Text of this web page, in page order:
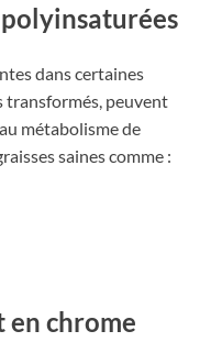
dans certaines
transformés, peuvent
métabolisme de
saines comme :
en chrome